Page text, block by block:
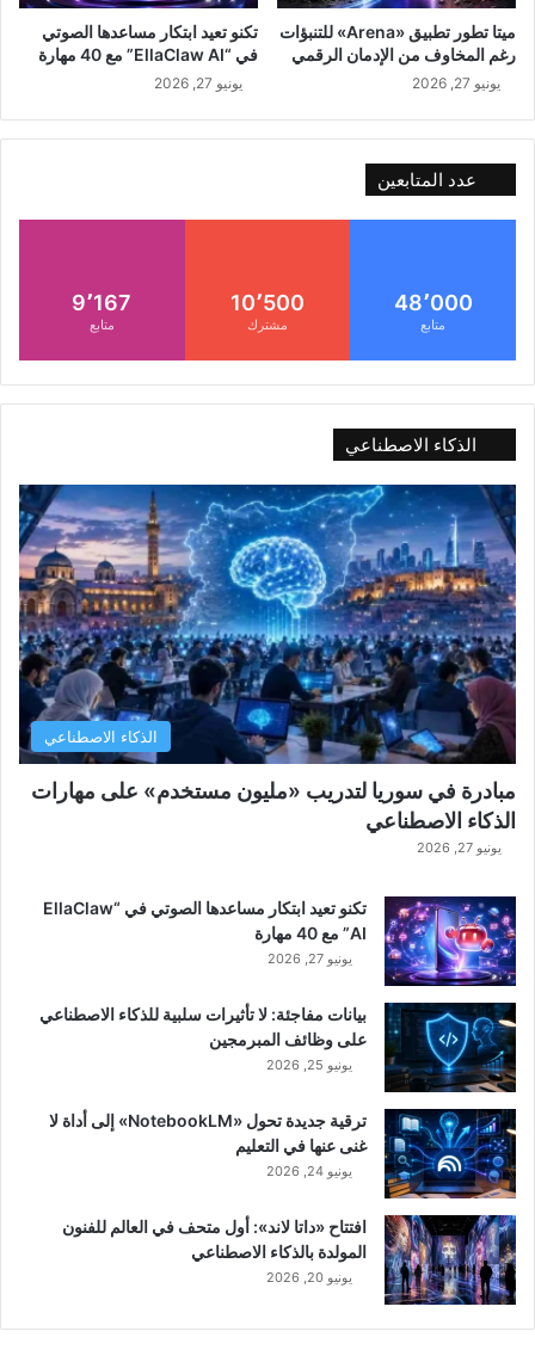
ميتا تطور تطبيق «Arena» للتنبؤات
رغم المخاوف من الإدمان الرقمي
يونيو 27, 2026
تكنو تعيد ابتكار مساعدها الصوتي
في “EllaClaw AI” مع 40 مهارة
يونيو 27, 2026
عدد المتابعين
48٬000
متابع
10٬500
مشترك
9٬167
متابع
الذكاء الاصطناعي
الذكاء الاصطناعي
مبادرة في سوريا لتدريب «مليون مستخدم» على مهارات
الذكاء الاصطناعي
يونيو 27, 2026
تكنو تعيد ابتكار مساعدها الصوتي في “EllaClaw
AI” مع 40 مهارة
يونيو 27, 2026
بيانات مفاجئة: لا تأثيرات سلبية للذكاء الاصطناعي
على وظائف المبرمجين
يونيو 25, 2026
ترقية جديدة تحول «NotebookLM» إلى أداة لا
غنى عنها في التعليم
يونيو 24, 2026
افتتاح «داتا لاند»: أول متحف في العالم للفنون
المولدة بالذكاء الاصطناعي
يونيو 20, 2026